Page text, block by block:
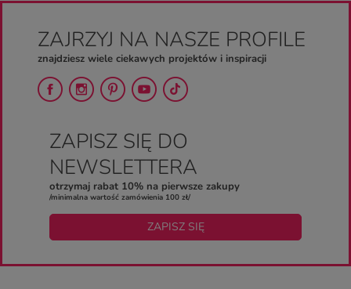
ZAJRZYJ NA NASZE PROFILE
znajdziesz wiele ciekawych projektów i inspiracji
ZAPISZ SIĘ DO
NEWSLETTERA
otrzymaj rabat 10% na pierwsze zakupy
/minimalna wartość zamówienia 100 zł/
ZAPISZ SIĘ